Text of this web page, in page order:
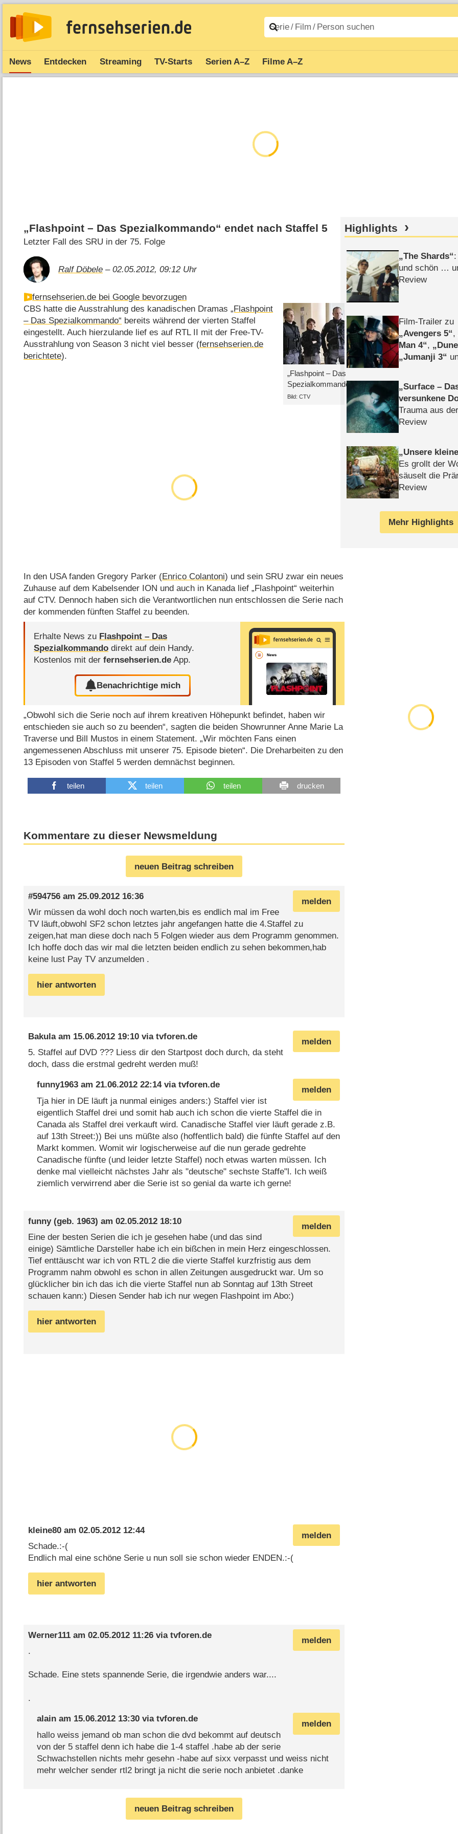
News Entdecken Streaming TV-Starts Serien A–Z Filme A–Z
„Flashpoint – Das Spezialkommando“ endet nach Staffel 5
Letzter Fall des SRU in der 75. Folge
Ralf Döbele – 02.05.2012, 09:12 Uhr
fernsehserien.de bei Google bevorzugen
„Flashpoint – Das
Spezialkommando“
Bild: CTV
CBS hatte die Ausstrahlung des kanadischen Dramas„Flashpoint
– Das Spezialkommando“ bereits während der vierten Staffel
eingestellt. Auch hierzulande lief es auf RTL II mit der Free-TV-
Ausstrahlung von Season 3 nicht viel besser (fernsehserien.de
berichtete).
In den USA fanden Gregory Parker (Enrico Colantoni) und sein SRU zwar ein neues
Zuhause auf dem Kabelsender ION und auch in Kanada lief „Flashpoint“ weiterhin
auf CTV. Dennoch haben sich die Verantwortlichen nun entschlossen die Serie nach
der kommenden fünften Staffel zu beenden.
Erhalte News zu Flashpoint – Das
Spezialkommando direkt auf dein Handy.
Kostenlos mit derfernsehserien.de App.
Benachrichtige mich
„Obwohl sich die Serie noch auf ihrem kreativen Höhepunkt befindet, haben wir
entschieden sie auch so zu beenden“, sagten die beiden Showrunner Anne Marie La
Traverse und Bill Mustos in einem Statement. „Wir möchten Fans einen
angemessenen Abschluss mit unserer 75. Episode bieten“. Die Dreharbeiten zu den
13 Episoden von Staffel 5 werden demnächst beginnen.
teilen teilen teilen drucken
Kommentare zu dieser Newsmeldung
neuen Beitrag schreiben
melden
#594756am 25.09.2012 16:36
Wir müssen da wohl doch noch warten,bis es endlich mal im Free
TV läuft,obwohl SF2 schon letztes jahr angefangen hatte die 4.Staffel zu
zeigen,hat man diese doch nach 5 Folgen wieder aus dem Programm genommen.
Ich hoffe doch das wir mal die letzten beiden endlich zu sehen bekommen,hab
keine lust Pay TV anzumelden .
hier antworten
melden
Bakulaam 15.06.2012 19:10via tvforen.de
5. Staffel auf DVD ??? Liess dir den Startpost doch durch, da steht
doch, dass die erstmal gedreht werden muß!
melden
funny1963am 21.06.2012 22:14via tvforen.de
Tja hier in DE läuft ja nunmal einiges anders:) Staffel vier ist
eigentlich Staffel drei und somit hab auch ich schon die vierte Staffel die in
Canada als Staffel drei verkauft wird. Canadische Staffel vier läuft gerade z.B.
auf 13th Street:)) Bei uns müßte also (hoffentlich bald) die fünfte Staffel auf den
Markt kommen. Womit wir logischerweise auf die nun gerade gedrehte
Canadische fünfte (und leider letzte Staffel) noch etwas warten müssen. Ich
denke mal vielleicht nächstes Jahr als "deutsche" sechste Staffe"l. Ich weiß
ziemlich verwirrend aber die Serie ist so genial da warte ich gerne!
melden
funny(geb. 1963) am 02.05.2012 18:10
Eine der besten Serien die ich je gesehen habe (und das sind
einige) Sämtliche Darsteller habe ich ein bißchen in mein Herz eingeschlossen.
Tief enttäuscht war ich von RTL 2 die die vierte Staffel kurzfristig aus dem
Programm nahm obwohl es schon in allen Zeitungen ausgedruckt war. Um so
glücklicher bin ich das ich die vierte Staffel nun ab Sonntag auf 13th Street
schauen kann:) Diesen Sender hab ich nur wegen Flashpoint im Abo:)
hier antworten
melden
kleine80am 02.05.2012 12:44
Schade.:-(
Endlich mal eine schöne Serie u nun soll sie schon wieder ENDEN.:-(
hier antworten
melden
Werner111am 02.05.2012 11:26via tvforen.de
.
Schade. Eine stets spannende Serie, die irgendwie anders war....
.
melden
alainam 15.06.2012 13:30via tvforen.de
hallo weiss jemand ob man schon die dvd bekommt auf deutsch
von der 5 staffel denn ich habe die 1-4 staffel .habe ab der serie
Schwachstellen nichts mehr gesehn -habe auf sixx verpasst und weiss nicht
mehr welcher sender rtl2 bringt ja nicht die serie noch anbietet .danke
neuen Beitrag schreiben
Highlights
The Shards
und schön …
Review
Film-Trailer zu
Avengers 5 ,
Man 4 ,
Jumanji 3
Surface –
versunkene
Trauma aus
Review
Unsere
Es grollt der
säuselt die
Review
Mehr Highlights